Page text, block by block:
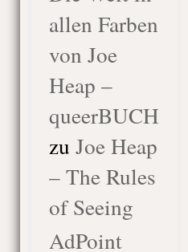
allen Farben
von Joe
Heap –
queerBUCH
zu Joe Heap
– The Rules
of Seeing
AdPoint